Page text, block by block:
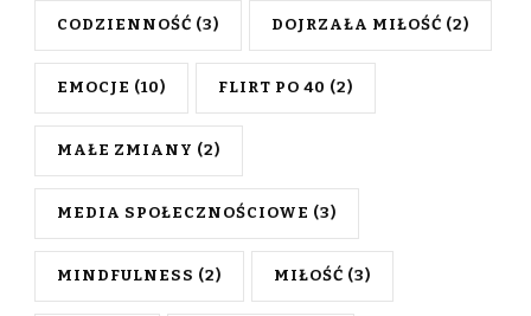
CODZIENNOŚĆ (3) DOJRZAŁA MIŁOŚĆ (2)
EMOCJE (10) FLIRT PO 40 (2)
MAŁE ZMIANY (2)
MEDIA SPOŁECZNOŚCIOWE (3)
MINDFULNESS (2) MIŁOŚĆ (3)